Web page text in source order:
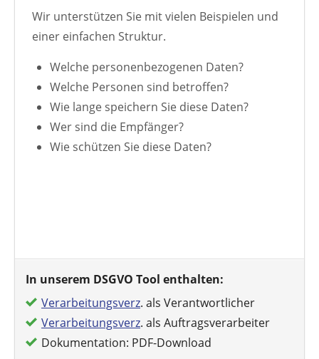
Wir unterstützen Sie mit vielen Beispielen und
einer einfachen Struktur.
Welche personenbezogenen Daten?
Welche Personen sind betroffen?
Wie lange speichern Sie diese Daten?
Wer sind die Empfänger?
Wie schützen Sie diese Daten?
In unserem DSGVO Tool enthalten:
Verarbeitungsverz. als Verantwortlicher
Verarbeitungsverz. als Auftragsverarbeiter
Dokumentation: PDF-Download